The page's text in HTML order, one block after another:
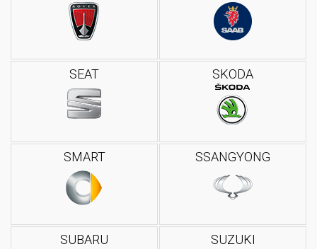
SEAT SKODA
SMART SSANGYONG
SUBARU SUZUKI